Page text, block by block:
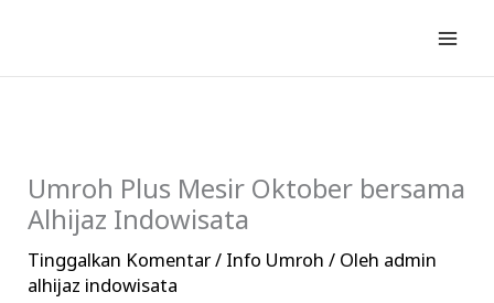
konten
Umroh Plus Mesir Oktober bersama
Alhijaz Indowisata
Tinggalkan Komentar/ Info Umroh / Oleh admin
alhijaz indowisata